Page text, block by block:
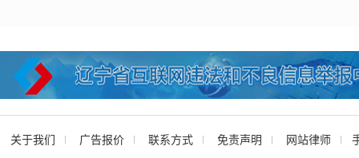
关于我们 广告报价 联系方式 免责声明 网站律师